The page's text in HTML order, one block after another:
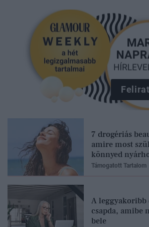
7 drogériás
amire most
könnyed
Támogatott Tartalom
A leggyakoribb
csapda, amibe
bele